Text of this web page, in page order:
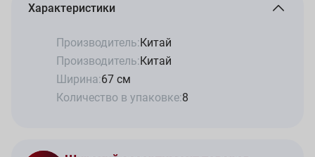
Характеристики
Производитель:Китай
Производитель:Китай
Ширина:67 см
Количество в упаковке:8